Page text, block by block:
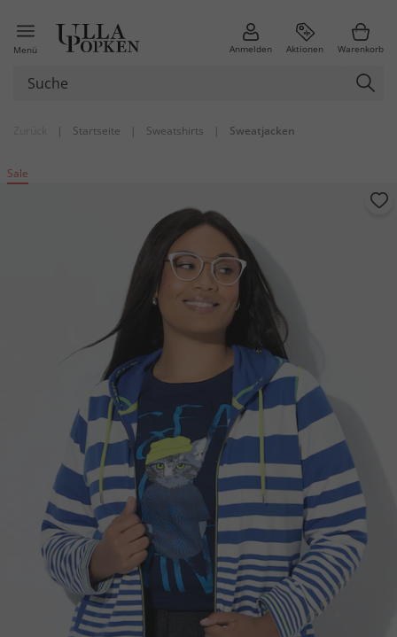
Menü Anmelden Aktionen Warenkorb
| Startseite | Sweatshirts | Sweatjacken
Sale